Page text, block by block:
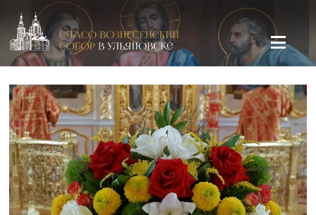
Спасо-Вознесенский кафедральный собор в Ульяновске